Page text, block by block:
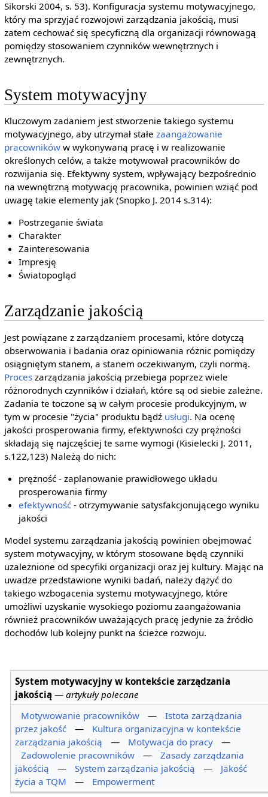
Sikorski 2004, s. 53). Konfiguracja systemu motywacyjnego,
który ma sprzyjać rozwojowi zarządzania jakością, musi
zatem cechować się specyficzną dla organizacji równowagą
pomiędzy stosowaniem czynników wewnętrznych i
zewnętrznych.
System motywacyjny
Kluczowym zadaniem jest stworzenie takiego systemu
motywacyjnego, aby utrzymał stałe zaangażowanie
pracownikóww wykonywaną pracę i w realizowanie
określonych celów, a także motywował pracowników do
rozwijania się. Efektywny system, wpływający bezpośrednio
na wewnętrzną motywację pracownika, powinien wziąć pod
uwagę takie elementy jak (Snopko J. 2014 s.314):
Postrzeganie świata
Charakter
Zainteresowania
Impresję
Światopogląd
Zarządzanie jakością
Jest powiązane z zarządzaniem procesami, które dotyczą
obserwowania i badania oraz opiniowania różnic pomiędzy
osiągniętym stanem, a stanem oczekiwanym, czyli normą.
Proceszarządzania jakością przebiega poprzez wiele
różnorodnych czynników i działań, które są od siebie zależne.
Zadania te toczone są w całym procesie produkcyjnym, w
tym w procesie "życia" produktu bądź usługi. Na ocenę
jakości prosperowania firmy, efektywności czy prężności
składają się najczęściej te same wymogi (Kisielecki J. 2011,
s.122,123) Należą do nich:
prężność - zaplanowanie prawidłowego układu
prosperowania firmy
efektywność - otrzymywanie satysfakcjonującego wyniku
jakości
Model systemu zarządzania jakością powinien obejmować
system motywacyjny, w którym stosowane będą czynniki
uzależnione od specyfiki organizacji oraz jej kultury. Mając na
uwadze przedstawione wyniki badań, należy dążyć do
takiego wzbogacenia systemu motywacyjnego, które
umożliwi uzyskanie wysokiego poziomu zaangażowania
również pracowników uważających pracę jedynie za źródło
dochodów lub kolejny punkt na ścieżce rozwoju.
System motywacyjny w kontekście zarządzania
jakością —artykuły polecane
Motywowanie pracowników
—
Istota zarządzania
przez jakość
—
Kultura organizacyjna w kontekście
zarządzania jakością
— Motywacja do pracy
—
Zadowolenie pracowników
—
Zasady zarządzania
jakością
— System zarządzania jakością —
Jakość
życia a TQM
— Empowerment